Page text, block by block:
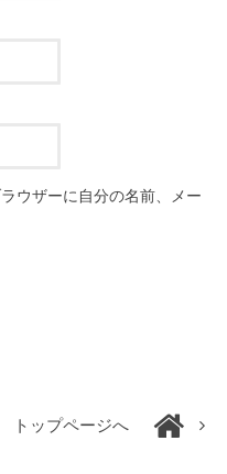
ウザーに自分の名前、メー
トップページへ